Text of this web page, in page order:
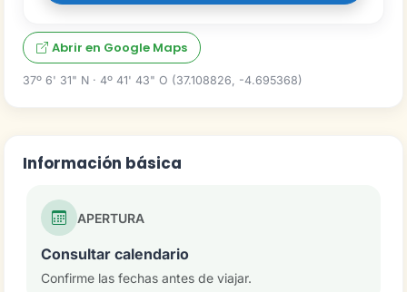
Abrir en Google Maps
37º 6' 31" N · 4º 41' 43" O (37.108826, -4.695368)
Información básica
APERTURA
Consultar calendario
Confirme las fechas antes de viajar.